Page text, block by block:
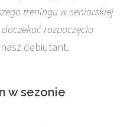
treningu w seniorskiej
rozpoczęcia
debiutant.
w sezonie